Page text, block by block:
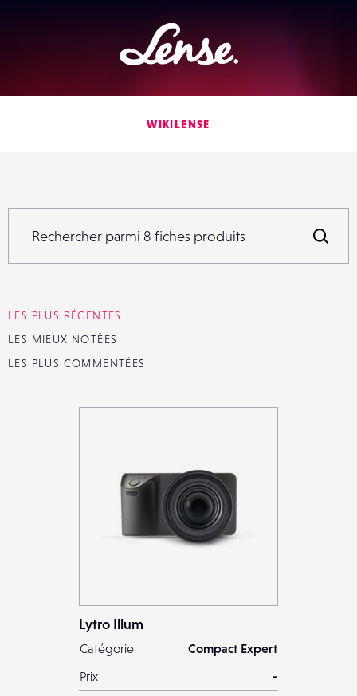
Lense
WIKILENSE
Rechercher parmi 8 fiches produits
LES PLUS RÉCENTES
LES MIEUX NOTÉES
LES PLUS COMMENTÉES
Lytro Illum
Catégorie
Compact Expert
Prix
-